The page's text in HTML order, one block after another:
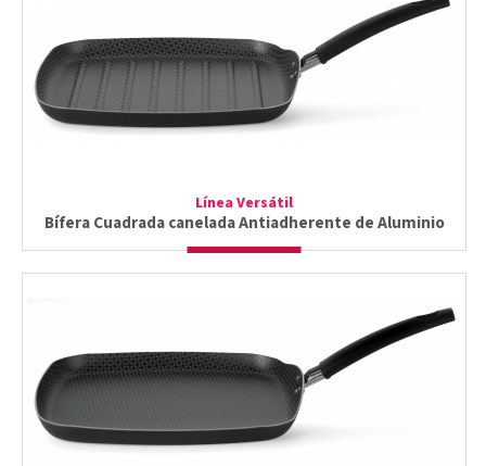
Línea Versátil
Bífera Cuadrada canelada Antiadherente de Aluminio